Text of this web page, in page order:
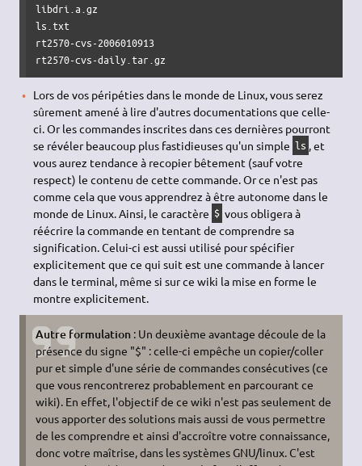
libdri.a.gz
ls.txt
rt2570-cvs-2006010913
rt2570-cvs-daily.tar.gz
Lors de vos péripéties dans le monde de Linux, vous serez
sûrement amené à lire d'autres documentations que celle-
ci. Or les commandes inscrites dans ces dernières pourront
se révéler beaucoup plus fastidieuses qu'un simple ls , et
vous aurez tendance à recopier bêtement (sauf votre
respect) le contenu de cette commande. Or ce n'est pas
comme cela que vous apprendrez à être autonome dans le
monde de Linux. Ainsi, le caractère $ vous obligera à
réécrire la commande en tentant de comprendre sa
signification. Celui-ci est aussi utilisé pour spécifier
explicitement que ce qui suit est une commande à lancer
dans le terminal, même si sur ce wiki la mise en forme le
montre explicitement.
Autre formulation : Un deuxième avantage découle de la
présence du signe "$" : celle-ci empêche un copier/coller
pur et simple d'une série de commandes consécutives (ce
que vous rencontrerez probablement en parcourant ce
wiki). En effet, l'objectif de ce wiki n'est pas seulement de
vous apporter des solutions mais aussi de vous permettre
de les comprendre et ainsi d'accroître votre connaissance,
donc votre maîtrise, dans les systèmesGNU/linux. C'est